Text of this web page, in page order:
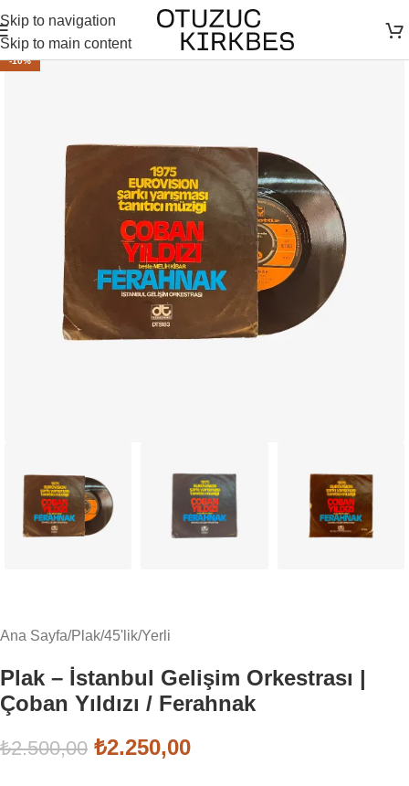
Skip to navigation
Skip to main content
-10%
Ana Sayfa/Plak/45'lik/Yerli
Plak – İstanbul Gelişim Orkestrası |
Çoban Yıldızı / Ferahnak
₺2.500,00 ₺2.250,00